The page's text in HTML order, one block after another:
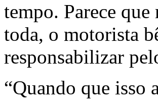
tempo. Parece
toda, o motorista
responsabilizar
“Quando que isso